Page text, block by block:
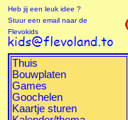
Heb jij een leuk idee ?
Stuur een email naar de
Flevokids
Thuis
Bouwplaten
Games
Goochelen
Kaartje sturen